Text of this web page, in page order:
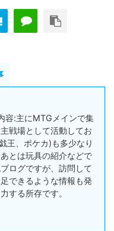
容:主にMTGメインで集
戦場として活動してお
王、ポケカ)も多少なり
とは玩具の紹介などで
ログですが、訪問して
できるような情報も発
する所存です。